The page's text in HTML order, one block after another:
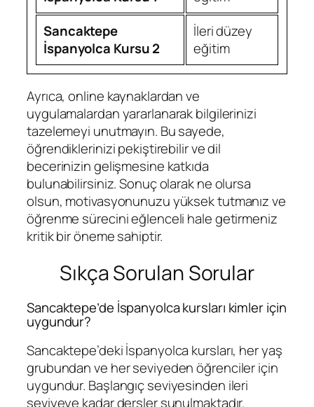
Sancaktepe
İspanyolca Kursu 2
İleri düzey
eğitim
Ayrıca, online kaynaklardan ve
uygulamalardan yararlanarak bilgilerinizi
tazelemeyi unutmayın. Bu sayede,
öğrendiklerinizi pekiştirebilir ve dil
becerinizin gelişmesine katkıda
bulunabilirsiniz. Sonuç olarak ne olursa
olsun, motivasyonunuzu yüksek tutmanız ve
öğrenme sürecini eğlenceli hale getirmeniz
kritik bir öneme sahiptir.
Sıkça Sorulan Sorular
Sancaktepe’de İspanyolca kursları kimler için
uygundur?
Sancaktepe’deki İspanyolca kursları, her yaş
grubundan ve her seviyeden öğrenciler için
uygundur. Başlangıç seviyesinden ileri
seviyeye kadar dersler sunulmaktadır.